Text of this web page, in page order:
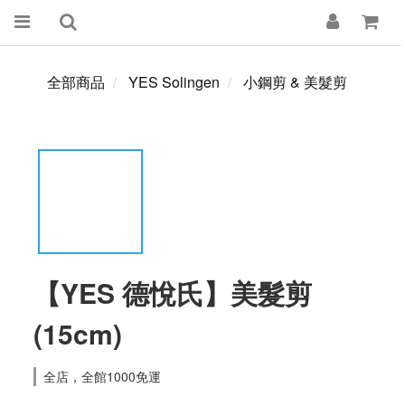
全部商品 YES Solingen 小鋼剪 & 美髮剪
【YES 德悅氏】美髮剪
(15cm)
全店，全館1000免運